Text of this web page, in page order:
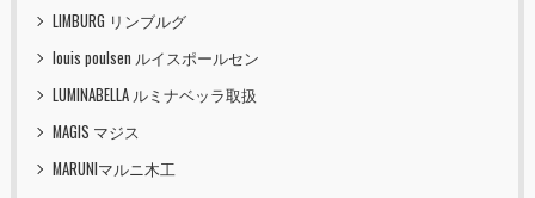
LIMBURG リンブルグ
louis poulsen ルイスポールセン
LUMINABELLA ルミナベッラ取扱
MAGIS マジス
MARUNIマルニ木工